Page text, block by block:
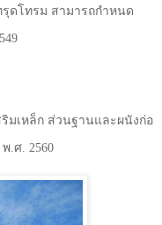
ดโทรม สามารถกำหนด
มเหล็ก ส่วนฐานและผนังก่อ
.ศ. 2560